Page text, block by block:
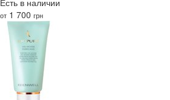
от 1 700 грн